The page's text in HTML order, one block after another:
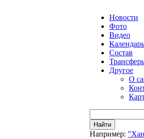
Новости
Фото
Видео
Календарь
Состав
Другое
О
Найти
Например: